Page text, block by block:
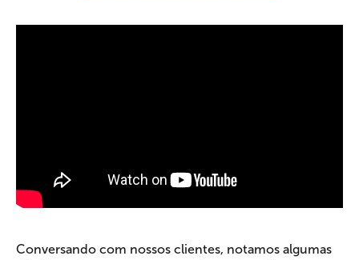
Conversando com nossos clientes, notamos algumas